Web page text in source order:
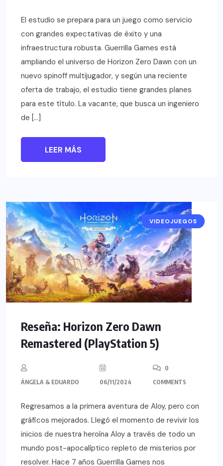
El estudio se prepara para un juego como servicio
con grandes expectativas de éxito y una
infraestructura robusta. Guerrilla Games está
ampliando el universo de Horizon Zero Dawn con un
nuevo spinoff multijugador, y según una reciente
oferta de trabajo, el estudio tiene grandes planes
para este título. La vacante, que busca un ingeniero
de […]
LEER MÁS
RESEÑAS
VIDEOJUEGOS
Reseña: Horizon Zero Dawn
Remastered (PlayStation 5)
ÁNGELA & EDUARDO 06/11/2024
0
COMMENTS
Regresamos a la primera aventura de Aloy, pero con
gráficos mejorados. Llegó el momento de revivir los
inicios de nuestra heroína Aloy a través de todo un
mundo post-apocalíptico repleto de misterios por
resolver. Hace 7 años Guerrilla Games nos